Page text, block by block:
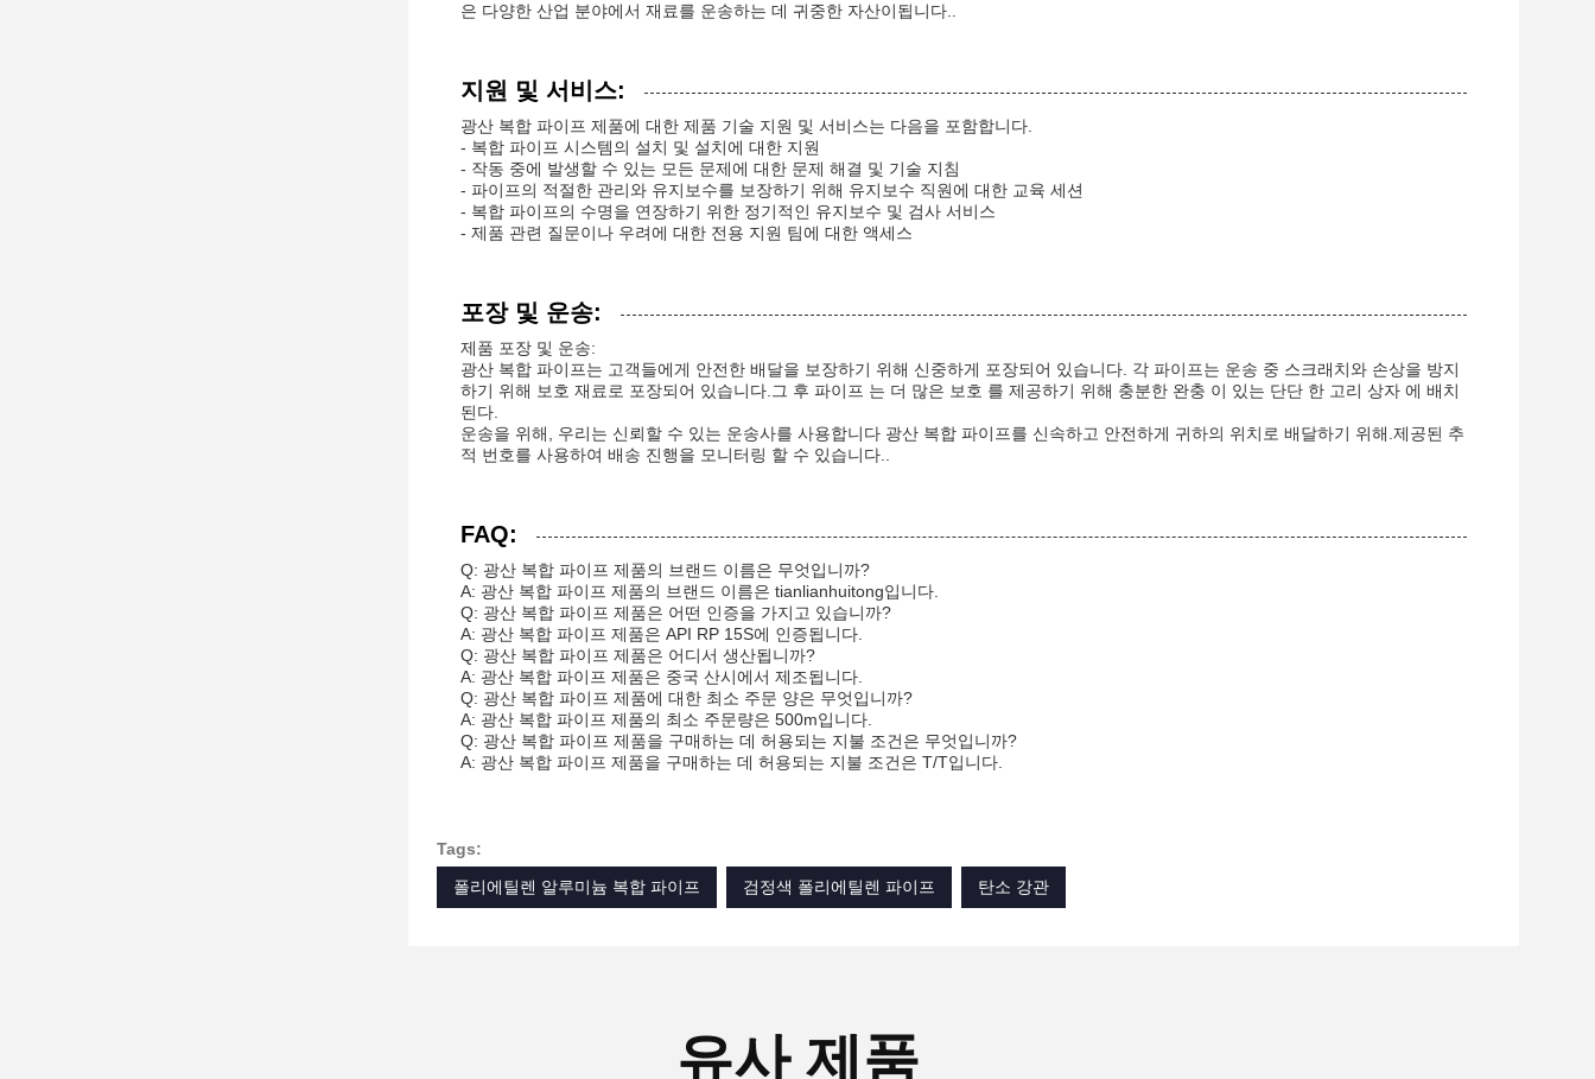
은 다양한 산업 분야에서 재료를 운송하는 데 귀중한 자산이됩니다..
지원 및 서비스:
광산 복합 파이프 제품에 대한 제품 기술 지원 및 서비스는 다음을 포함합니다.
- 복합 파이프 시스템의 설치 및 설치에 대한 지원
- 작동 중에 발생할 수 있는 모든 문제에 대한 문제 해결 및 기술 지침
- 파이프의 적절한 관리와 유지보수를 보장하기 위해 유지보수 직원에 대한 교육 세션
- 복합 파이프의 수명을 연장하기 위한 정기적인 유지보수 및 검사 서비스
- 제품 관련 질문이나 우려에 대한 전용 지원 팀에 대한 액세스
포장 및 운송:
제품 포장 및 운송:
광산 복합 파이프는 고객들에게 안전한 배달을 보장하기 위해 신중하게 포장되어 있습니다. 각 파이프는 운송 중 스크래치와 손상을 방지
하기 위해 보호 재료로 포장되어 있습니다.그 후 파이프 는 더 많은 보호 를 제공하기 위해 충분한 완충 이 있는 단단 한 고리 상자 에 배치
된다.
운송을 위해, 우리는 신뢰할 수 있는 운송사를 사용합니다 광산 복합 파이프를 신속하고 안전하게 귀하의 위치로 배달하기 위해.제공된 추
적 번호를 사용하여 배송 진행을 모니터링 할 수 있습니다..
FAQ:
Q: 광산 복합 파이프 제품의 브랜드 이름은 무엇입니까?
A: 광산 복합 파이프 제품의 브랜드 이름은 tianlianhuitong입니다.
Q: 광산 복합 파이프 제품은 어떤 인증을 가지고 있습니까?
A: 광산 복합 파이프 제품은 API RP 15S에 인증됩니다.
Q: 광산 복합 파이프 제품은 어디서 생산됩니까?
A: 광산 복합 파이프 제품은 중국 산시에서 제조됩니다.
Q: 광산 복합 파이프 제품에 대한 최소 주문 양은 무엇입니까?
A: 광산 복합 파이프 제품의 최소 주문량은 500m입니다.
Q: 광산 복합 파이프 제품을 구매하는 데 허용되는 지불 조건은 무엇입니까?
A: 광산 복합 파이프 제품을 구매하는 데 허용되는 지불 조건은 T/T입니다.
Tags:
폴리에틸렌 알루미늄 복합 파이프
검정색 폴리에틸렌 파이프 탄소 강관
유사 제품